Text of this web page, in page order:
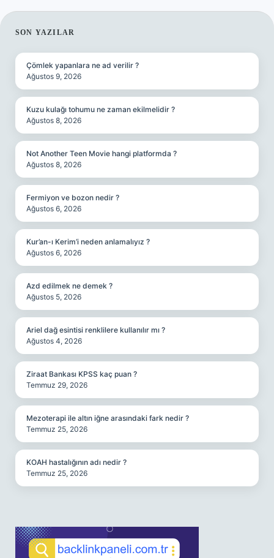
SIDEBAR
SON YAZILAR
Çömlek yapanlara ne ad verilir ?
Ağustos 9, 2026
Kuzu kulağı tohumu ne zaman ekilmelidir ?
Ağustos 8, 2026
Not Another Teen Movie hangi platformda ?
Ağustos 8, 2026
Fermiyon ve bozon nedir ?
Ağustos 6, 2026
Kur’an-ı Kerim’i neden anlamalıyız ?
Ağustos 6, 2026
Azd edilmek ne demek ?
Ağustos 5, 2026
Ariel dağ esintisi renklilere kullanılır mı ?
Ağustos 4, 2026
Ziraat Bankası KPSS kaç puan ?
Temmuz 29, 2026
Mezoterapi ile altın iğne arasındaki fark nedir ?
Temmuz 25, 2026
KOAH hastalığının adı nedir ?
Temmuz 25, 2026